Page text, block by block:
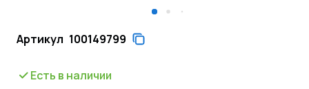
Артикул 100149799
Есть в наличии